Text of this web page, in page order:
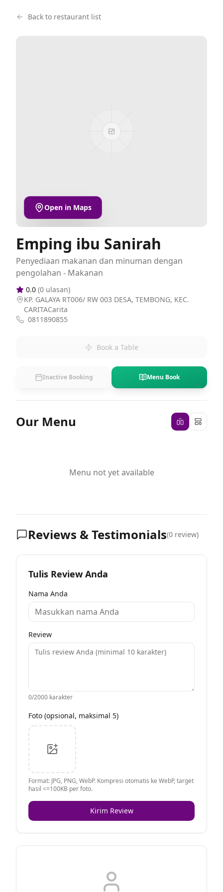
Back to restaurant list
Open in Maps
Emping ibu Sanirah
Penyediaan makanan dan minuman dengan
pengolahan - Makanan
0.0 (0 ulasan)
KP. GALAYA RT006/ RW 003 DESA, TEMBONG, KEC.
CARITACarita
0811890855
Book a Table
Inactive Booking Menu Book
Our Menu
Menu not yet available
Reviews & Testimonials(0 review)
Tulis Review Anda
Nama Anda
Review
0/2000 karakter
Foto (opsional, maksimal 5)
Format: JPG, PNG, WebP. Kompresi otomatis ke WebP, target
hasil <=100KB per foto.
Kirim Review